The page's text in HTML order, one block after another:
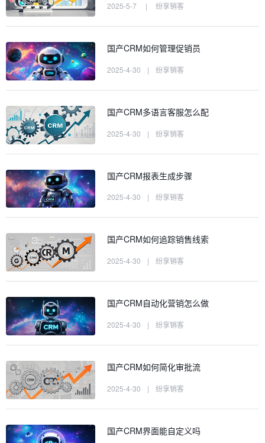
2025-5-7 | 纷享销客
国产CRM如何管理促销员
2025-4-30 | 纷享销客
国产CRM多语言客服怎么配
2025-4-30 | 纷享销客
国产CRM报表生成步骤
2025-4-30 | 纷享销客
国产CRM如何追踪销售线索
2025-4-30 | 纷享销客
国产CRM自动化营销怎么做
2025-4-30 | 纷享销客
国产CRM如何简化审批流
2025-4-30 | 纷享销客
国产CRM界面能自定义吗